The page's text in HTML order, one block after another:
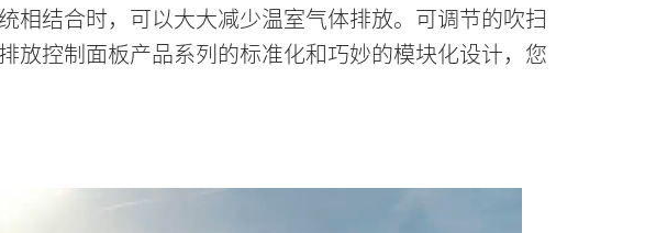
相结合时，可以大大减少温室气体排放。可调节的吹扫
放控制面板产品系列的标准化和巧妙的模块化设计，您